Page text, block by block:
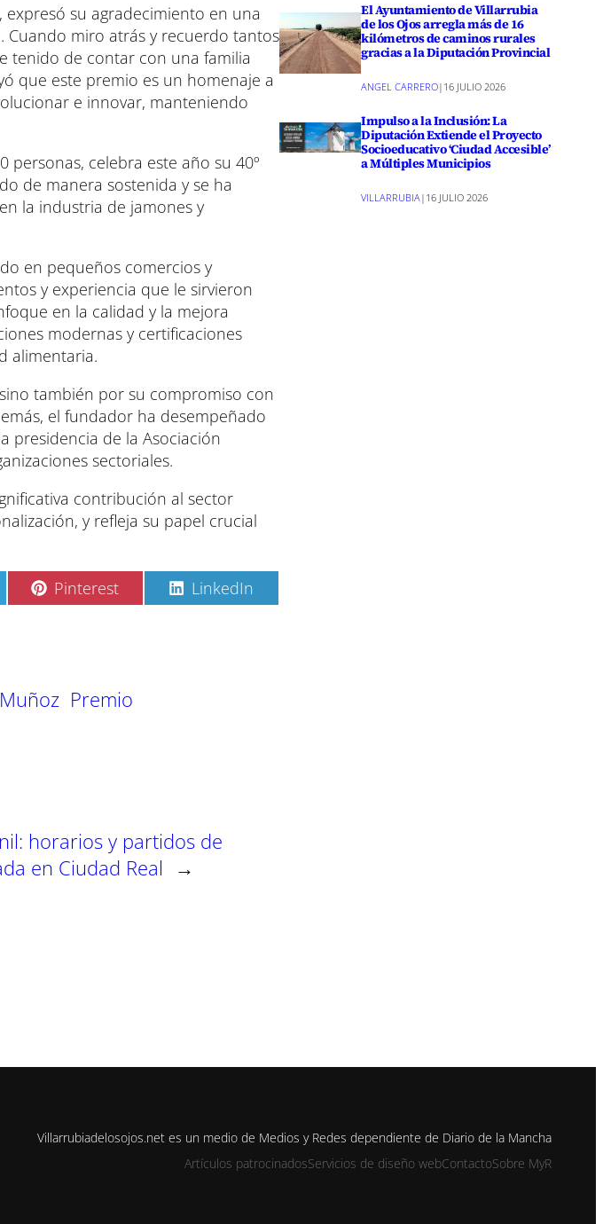
su agradecimiento en una
Cuando miro atrás y recuerdo tantos
tenido de contar con una familia
que este premio es un homenaje a
e innovar, manteniendo
personas, celebra este año su 40º
de manera sostenida y se ha
la industria de jamones y
en pequeños comercios y
y experiencia que le sirvieron
en la calidad y la mejora
modernas y certificaciones
alimentaria.
también por su compromiso con
el fundador ha desempeñado
presidencia de la Asociación
sectoriales.
contribución al sector
y refleja su papel crucial
C
o
i
Pinterest C
o
LinkedIn
Muñoz Premio
horarios y partidos de
en Ciudad Real
→
El Ayuntamiento de Villarrubia
de los Ojos arregla más de 16
kilómetros de caminos rurales
gracias a la Diputación Provincial
ANGEL CARRERO| 16 JULIO 2026
Impulso a la Inclusión: La
Diputación Extiende el Proyecto
Socioeducativo ‘Ciudad Accesible’
a Múltiples Municipios
VILLARRUBIA | 16 JULIO 2026
Villarrubiadelosojos.net es un medio de Medios y Redes dependiente de Diario de la Mancha
Artículos patrocinadosServicios de diseño webContactoSobre MyR